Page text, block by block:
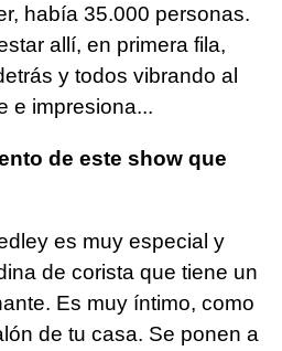
había 35.000 personas.
allí, en primera fila,
y todos vibrando al
e impresiona...
de este show que
es muy especial y
de corista que tiene un
Es muy íntimo, como
de tu casa. Se ponen a